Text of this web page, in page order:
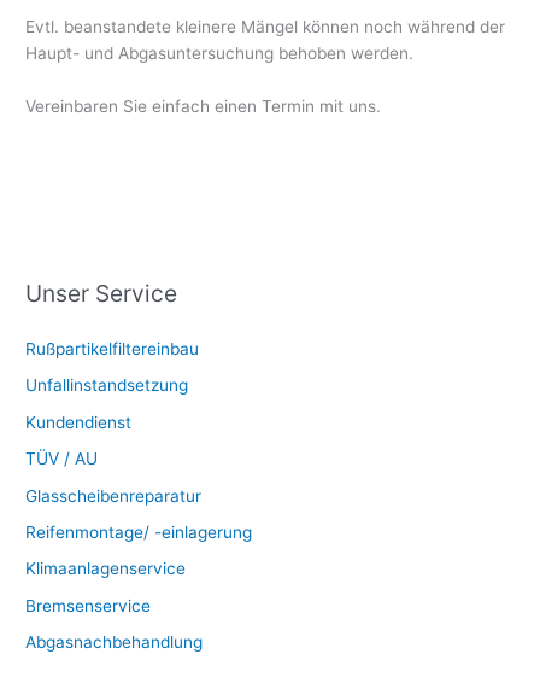
Evtl. beanstandete kleinere Mängel können noch während der
Haupt- und Abgasuntersuchung behoben werden.
Vereinbaren Sie einfach einen Termin mit uns.
Unser Service
Rußpartikelfiltereinbau
Unfallinstandsetzung
Kundendienst
TÜV / AU
Glasscheibenreparatur
Reifenmontage/ -einlagerung
Klimaanlagenservice
Bremsenservice
Abgasnachbehandlung